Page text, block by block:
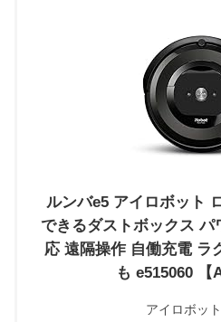
ルンバe5 アイロボット
できるダストボックス
応 遠隔操作 自働充電 ラ
も e515060 【
アイロボッ